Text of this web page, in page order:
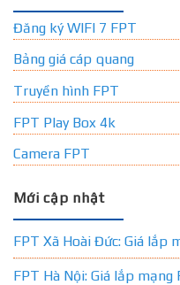
Đăng ký WIFI 7 FPT
Bảng giá cáp quang
Truyền hình FPT
FPT Play Box 4k
Camera FPT
Mới cập nhật
FPT Xã Hoài Đức: Giá lắp
FPT Hà Nội: Giá lắp mạng